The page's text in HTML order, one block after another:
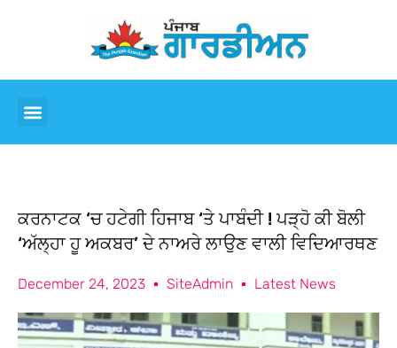
ਕਰਨਾਟਕ ‘ਚ ਹਟੇਗੀ ਹਿਜਾਬ ‘ਤੇ ਪਾਬੰਦੀ ! ਪੜ੍ਹੋ ਕੀ ਬੋਲੀ
‘ਅੱਲ੍ਹਾ ਹੂ ਅਕਬਰ’ ਦੇ ਨਾਅਰੇ ਲਾਉਣ ਵਾਲੀ ਵਿਦਿਆਰਥਣ
December 24, 2023 SiteAdmin Latest News